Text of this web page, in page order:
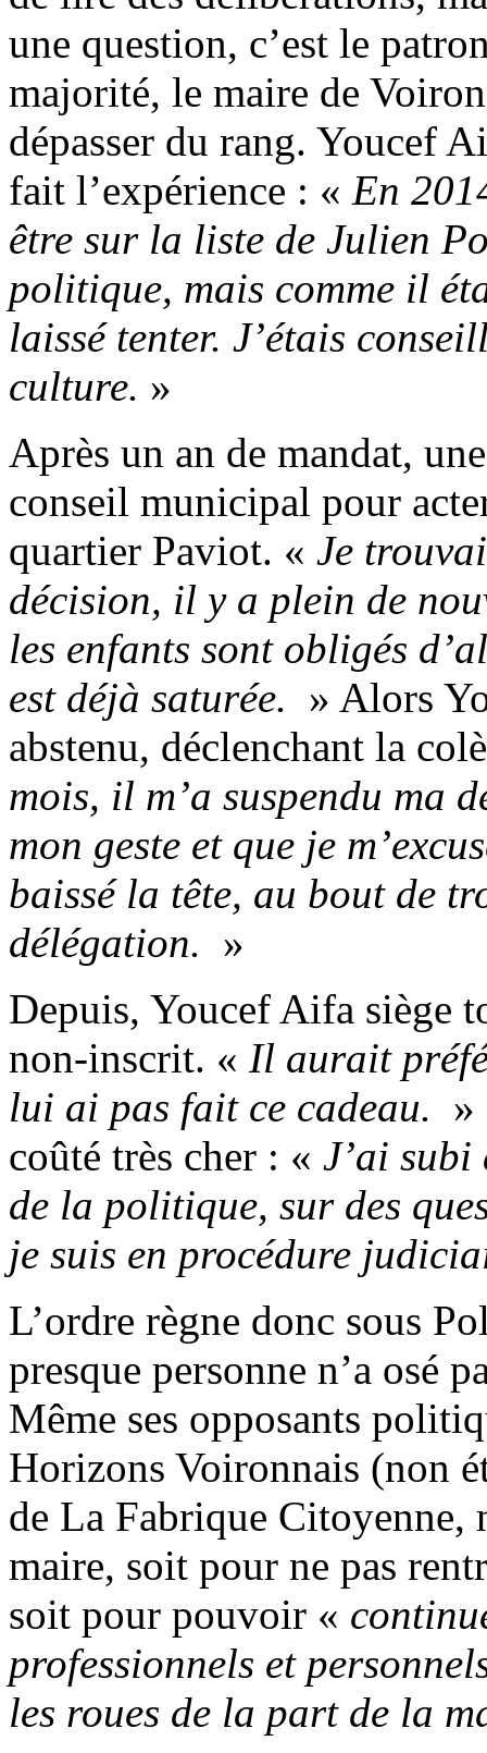
une question, c’est le
majorité, le maire de
dépasser du rang. Youcef
fait l’expérience : « En
être sur la liste de Julien
politique, mais comme il
laissé tenter. J’étais
culture. »
Après un an de mandat,
conseil municipal pour
quartier Paviot. « Je
décision, il y a plein de
les enfants sont obligés
est déjà saturée. » Alors
abstenu, déclenchant la
mois, il m’a suspendu ma
mon geste et que je
baissé la tête, au bout de
délégation. »
Depuis, Youcef Aifa siège
non-inscrit. « Il aurait
lui ai pas fait ce cadeau. »
coûté très cher : « J’ai subi
de la politique, sur des
je suis en procédure
L’ordre règne donc sous
presque personne n’a osé
Même ses opposants
Horizons Voironnais (non
de La Fabrique Citoyenne,
maire, soit pour ne pas
soit pour pouvoir «
professionnels et
les roues de la part de la